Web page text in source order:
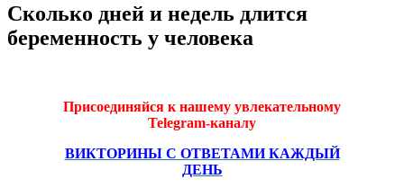
Сколько дней и недель длится
беременность у человека
Присоединяйся к нашему увлекательному
Telegram-каналу
ВИКТОРИНЫ С ОТВЕТАМИ КАЖДЫЙ
ДЕНЬ